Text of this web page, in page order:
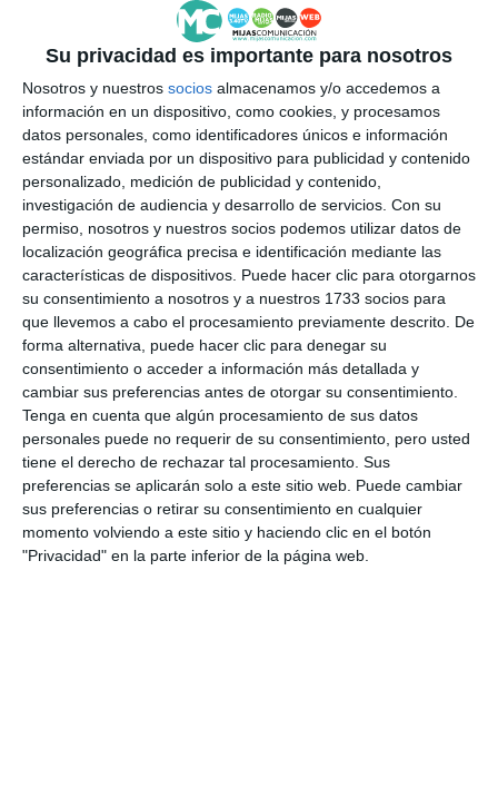
Su privacidad es importante para nosotros
Nosotros y nuestros socios almacenamos y/o accedemos a
información en un dispositivo, como cookies, y procesamos
datos personales, como identificadores únicos e información
estándar enviada por un dispositivo para publicidad y contenido
personalizado, medición de publicidad y contenido,
investigación de audiencia y desarrollo de servicios. Con su
permiso, nosotros y nuestros socios podemos utilizar datos de
localización geográfica precisa e identificación mediante las
características de dispositivos. Puede hacer clic para otorgarnos
su consentimiento a nosotros y a nuestros 1733 socios para
que llevemos a cabo el procesamiento previamente descrito. De
forma alternativa, puede hacer clic para denegar su
consentimiento o acceder a información más detallada y
cambiar sus preferencias antes de otorgar su consentimiento.
Tenga en cuenta que algún procesamiento de sus datos
personales puede no requerir de su consentimiento, pero usted
tiene el derecho de rechazar tal procesamiento. Sus
preferencias se aplicarán solo a este sitio web. Puede cambiar
sus preferencias o retirar su consentimiento en cualquier
momento volviendo a este sitio y haciendo clic en el botón
"Privacidad" en la parte inferior de la página web.